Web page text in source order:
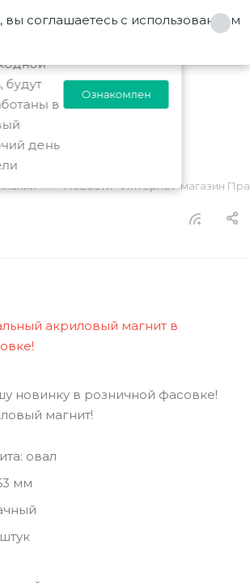
0
Овальный
магнит в
фасовке!
— Новости - Интернет-магазин
новинку в розничной фасовке!
магнит!
овал
мм
будут
в
день
Ознакомлен
вы соглашаетесь с использованием